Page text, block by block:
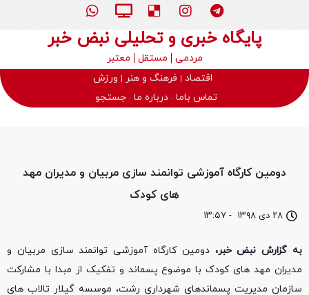
پایگاه خبری و تحلیلی نبض خبر
مردمی مستقل
معتبر
اقتصاد
فرهنگ و هنر
ورزش
تماس باما درباره ما جستجو
۲۸ دی ۱۳۹۸ - ۱۳:۵۷
دومین کارگاه آموزشی توانمند سازی مربیان و مدیران مهد
های کودک
به گزارش نبض خبر،دومین کارگاه آموزشی توانمند سازی مربیان و
مدیران مهد های کودک با موضوع پسماند و تفکیک از مبدا با مشارکت
سازمان مدیریت پسماندهای شهرداری رشت، موسسه گیلار تالاب های